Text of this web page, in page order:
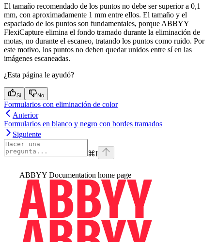
El tamaño recomendado de los puntos no debe ser superior a 0,1
mm, con aproximadamente 1 mm entre ellos. El tamaño y el
espaciado de los puntos son fundamentales, porque ABBYY
FlexiCapture elimina el fondo tramado durante la eliminación de
motas, no durante el escaneo, tratando los puntos como ruido. Por
este motivo, los puntos no deben quedar unidos entre sí en las
imágenes escaneadas.
¿Esta página le ayudó?
Si No
Formularios con eliminación de color
Anterior
Formularios en blanco y negro con bordes tramados
Siguiente
⌘I
ABBYY Documentation home page